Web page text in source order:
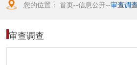
您的位置：首页--信息公开--审查调查
审查调查